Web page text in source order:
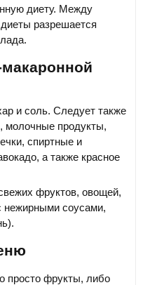
диету. Между
разрешается
и соль. Следует также
молочные продукты,
спиртные и
а также красное
фруктов, овощей,
нежирными соусами,
просто фрукты, либо